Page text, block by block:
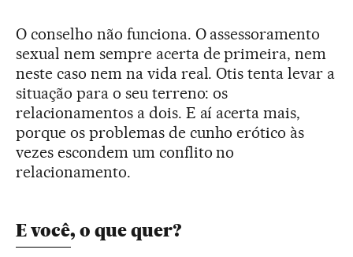
O conselho não funciona. O assessoramento
sexual nem sempre acerta de primeira, nem
neste caso nem na vida real. Otis tenta levar a
situação para o seu terreno: os
relacionamentos a dois. E aí acerta mais,
porque os problemas de cunho erótico às
vezes escondem um conflito no
relacionamento.
E você, o que quer?